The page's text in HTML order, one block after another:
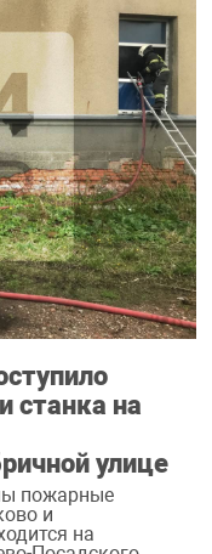
станка на
улице
пожарные
и
на